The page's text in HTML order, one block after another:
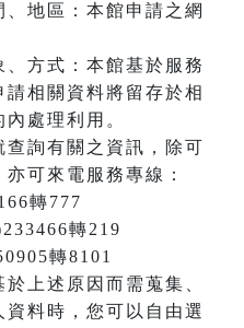
地區：本館申請之網
方式：本館基於服務
相關資料將留存於相
處理利用。
詢有關之資訊，除可
可來電服務專線：
轉777
轉219
轉8101
上述原因而需蒐集、
資料時，您可以自由選